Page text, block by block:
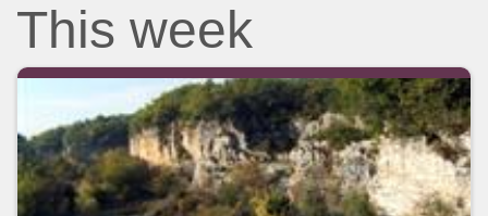
This week